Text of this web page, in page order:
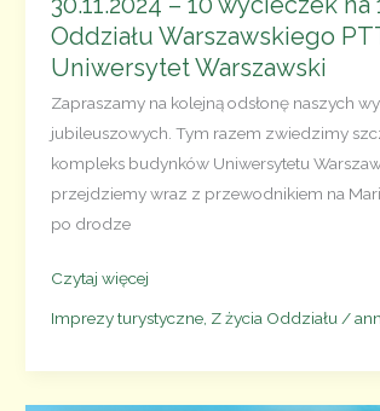
Oddziału Warszawskiego
Uniwersytet Warszawski
Zapraszamy na kolejną odsłonę naszych
jubileuszowych. Tym razem zwiedzimy
kompleks budynków Uniwersytetu
przejdziemy wraz z przewodnikiem na
po drodze
30.11.2024
wycieczek
Czytaj więcej
Imprezy turystyczne, Z życia Oddziału /